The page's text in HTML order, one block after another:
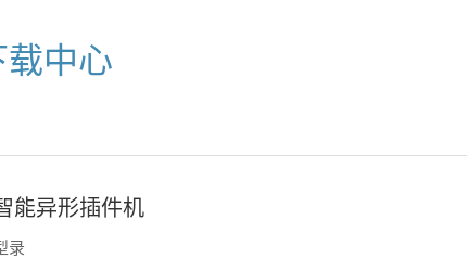
工业自动化服务
打假公告
云课堂
授权渠道商查询
供货商自荐
载中心
能异形插件机
录